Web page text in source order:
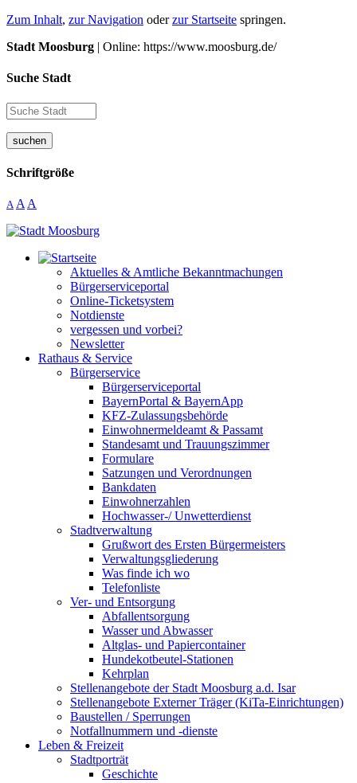
Zum Inhalt, zur Navigation oderzur Startseite springen.
Stadt Moosburg | Online: https://www.moosburg.de/
Suche Stadt
suchen
Schriftgröße
A A A
Aktuelles & Amtliche Bekanntmachungen
Bürgerserviceportal
Online-Ticketsystem
Notdienste
vergessen und vorbei?
Newsletter
Rathaus & Service
Bürgerservice
Bürgerserviceportal
BayernPortal & BayernApp
KFZ-Zulassungsbehörde
Einwohnermeldeamt & Passamt
Standesamt und Trauungszimmer
Formulare
Satzungen und Verordnungen
Bankdaten
Einwohnerzahlen
Hochwasser-/ Unwetterdienst
Stadtverwaltung
Grußwort des Ersten Bürgermeisters
Verwaltungsgliederung
Was finde ich wo
Telefonliste
Ver- und Entsorgung
Abfallentsorgung
Wasser und Abwasser
Altglas- und Papiercontainer
Hundekotbeutel-Stationen
Kehrplan
Stellenangebote der Stadt Moosburg a.d. Isar
Stellenangebote Externer Träger (KiTa-Einrichtungen)
Baustellen / Sperrungen
Notfallnummern und -dienste
Leben & Freizeit
Stadtporträt
Geschichte